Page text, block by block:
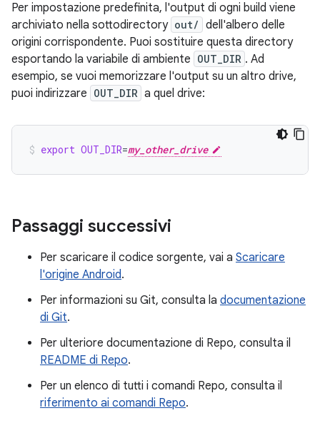
Per impostazione predefinita, l'output di ogni build viene
archiviato nella sottodirectory out/ dell'albero delle
origini corrispondente. Puoi sostituire questa directory
esportando la variabile di ambiente OUT_DIR . Ad
esempio, se vuoi memorizzare l'output su un altro drive,
puoi indirizzare OUT_DIR a quel drive:
export OUT_DIR=my_other_drive
Passaggi successivi
Per scaricare il codice sorgente, vai a Scaricare
l'origine Android.
Per informazioni su Git, consulta la documentazione
di Git.
Per ulteriore documentazione di Repo, consulta il
README di Repo.
Per un elenco di tutti i comandi Repo, consulta il
riferimento ai comandi Repo.